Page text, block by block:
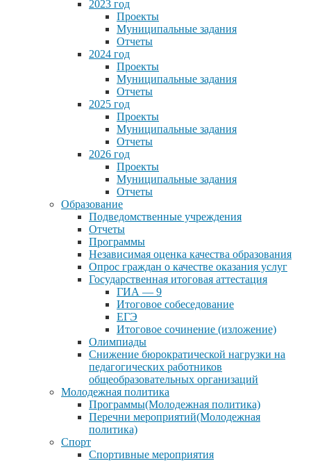
2023 год
Проекты
Муниципальные задания
Отчеты
2024 год
Проекты
Муниципальные задания
Отчеты
2025 год
Проекты
Муниципальные задания
Отчеты
2026 год
Проекты
Муниципальные задания
Отчеты
Образование
Подведомственные учреждения
Отчеты
Программы
Независимая оценка качества образования
Опрос граждан о качестве оказания услуг
Государственная итоговая аттестация
ГИА — 9
Итоговое собеседование
ЕГЭ
Итоговое сочинение (изложение)
Олимпиады
Снижение бюрократической нагрузки на
педагогических работников
общеобразовательных организаций
Молодежная политика
Программы(Молодежная политика)
Перечни мероприятий(Молодежная
политика)
Спорт
Спортивные мероприятия